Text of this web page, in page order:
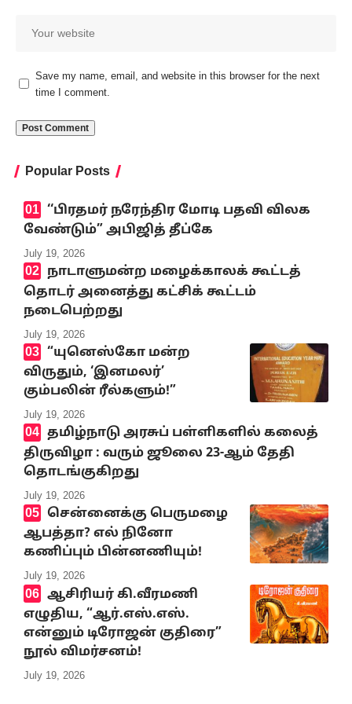
Save my name, email, and website in this browser for the next
time I comment.
Popular Posts
‘‘பிரதமர் நரேந்திர மோடி பதவி விலக
வேண்டும்” அபிஜித் தீப்கே
July 19, 2026
நாடாளுமன்ற மழைக்காலக் கூட்டத்
தொடர் அனைத்து கட்சிக் கூட்டம்
நடைபெற்றது
July 19, 2026
“யுனெஸ்கோ மன்ற
விருதும், ‘இனமலர்’
கும்பலின் ரீல்களும்!”
July 19, 2026
தமிழ்நாடு அரசுப் பள்ளிகளில் கலைத்
திருவிழா : வரும் ஜூலை 23-ஆம் தேதி
தொடங்குகிறது
July 19, 2026
சென்னைக்கு பெருமழை
ஆபத்தா? எல் நினோ
கணிப்பும் பின்னணியும்!
July 19, 2026
ஆசிரியர் கி.வீரமணி
எழுதிய, “ஆர்.எஸ்.எஸ்.
என்னும் டிரோஜன் குதிரை”
நூல் விமர்சனம்!
July 19, 2026